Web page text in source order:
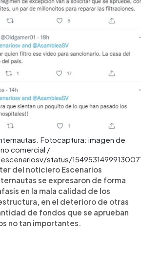
Fotocaptura: imagen de
comercial /
status/
del noticiero Escenarios
se expresaron de forma
en la mala calidad de los
en el deterioro de otras
de fondos que se aprueban
no tan importantes.